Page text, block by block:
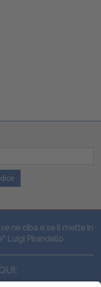
ne ciba e se li mette in
Luigi Pirandello